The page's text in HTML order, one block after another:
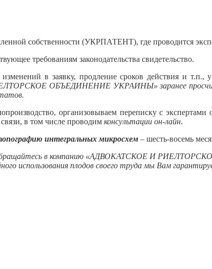
собственности (УКРПАТЕНТ), где проводится
требованиям законодательства свидетельство.
в заявку, продление сроков действия и
ОБЪЕДИНЕНИЕ УКРАИНЫ» заранее
организовываем переписку с
в том числе проводим консультации он-лайн.
интегральных микросхем – шесть-восемь
– обращайтесь в компанию «АДВОКАТСКОЕ И
использования плодов своего труда мы Вам